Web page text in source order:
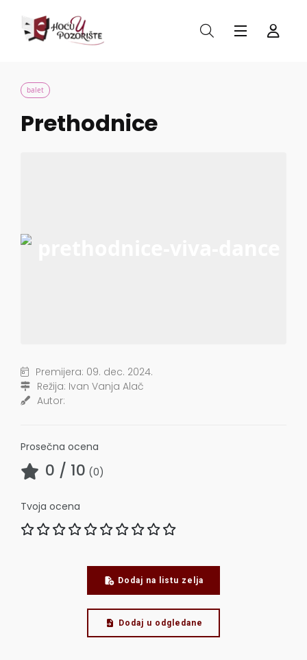
balet
Prethodnice
Premijera: 09. dec. 2024.
Režija: Ivan Vanja Alač
Autor:
Prosečna ocena
0 / 10 (0)
Tvoja ocena
Dodaj na listu zelja
Dodaj u odgledane